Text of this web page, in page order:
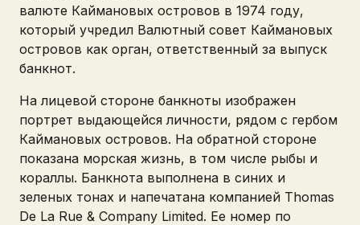
валюте Каймановых островов в 1974 году,
который учредил Валютный совет Каймановых
островов как орган, ответственный за выпуск
банкнот.
На лицевой стороне банкноты изображен
портрет выдающейся личности, рядом с гербом
Каймановых островов. На обратной стороне
показана морская жизнь, в том числе рыбы и
кораллы. Банкнота выполнена в синих и
зеленых тонах и напечатана компанией Thomas
De La Rue & Company Limited. Ее номер по